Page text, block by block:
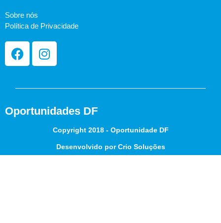
Sobre nós
Política de Privacidade
Oportunidades DF
Copyright 2018 - Oportunidade DF
Desenvolvido por Crio Soluções